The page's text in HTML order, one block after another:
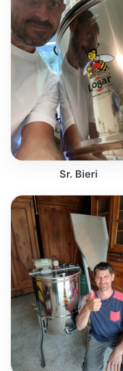
Sr. Bieri